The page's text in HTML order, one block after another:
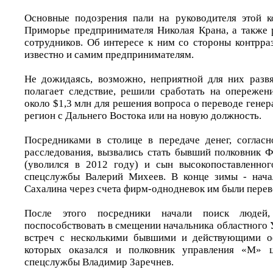
Основные подозрения пали на руководителя этой
Приморье предпринимателя Николая Крана, а также
сотрудников. Об интересе к ним со стороны
известно и самим предпринимателям.
Не дожидаясь, возможно, неприятной для них
полагает следствие, решили сработать на
около $1,3 млн для решения вопроса о переводе
регион с Дальнего Востока или на новую должность.
Посредниками в столице в передаче денег,
расследования, вызвались стать бывший полковник
(уволился в 2012 году) и сын
спецслужбы Валерий Михеев. В конце зимы -
Сахалина через счета фирм-однодневок им были
После этого посредники начали поиск
поспособствовать в смещении начальника
встреч с несколькими бывшими и действующими
которых оказался и полковник управления «М»
спецслужбы Владимир Заречнев.